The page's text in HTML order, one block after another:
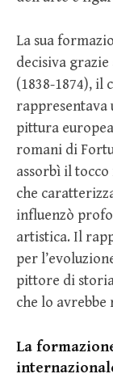
La sua
decisiva
(1838-1874), il
pittura
romani di
assorbì il
che
influenzò
artistica. Il
per
pittore di
che lo avrebbe
La